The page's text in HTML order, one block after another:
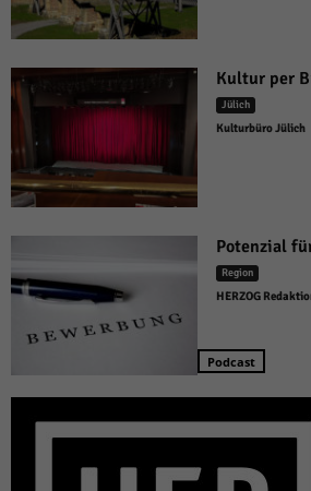
Kultur per
Jülich
Kulturbüro Jülich
Potenzial
Region
HERZOG
Podcast